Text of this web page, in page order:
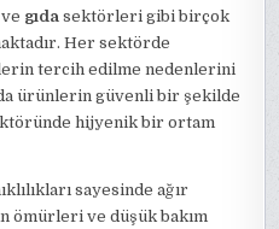
gıda sektörleri gibi birçok
Her sektörde
tercih edilme nedenlerini
ürünlerin güvenli bir şekilde
hijyenik bir ortam
sayesinde ağır
ömürleri ve düşük bakım